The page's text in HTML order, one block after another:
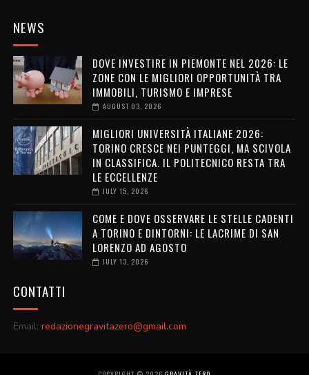
NEWS
DOVE INVESTIRE IN PIEMONTE NEL 2026: LE
ZONE CON LE MIGLIORI OPPORTUNITÀ TRA
IMMOBILI, TURISMO E IMPRESE
AUGUST 03, 2026
MIGLIORI UNIVERSITÀ ITALIANE 2026:
TORINO CRESCE NEI PUNTEGGI, MA SCIVOLA
IN CLASSIFICA. IL POLITECNICO RESTA TRA
LE ECCELLENZE
JULY 15, 2026
COME E DOVE OSSERVARE LE STELLE CADENTI
A TORINO E DINTORNI: LE LACRIME DI SAN
LORENZO AD AGOSTO
JULY 13, 2026
CONTATTI
Email: redazionegravitazero@gmail.com